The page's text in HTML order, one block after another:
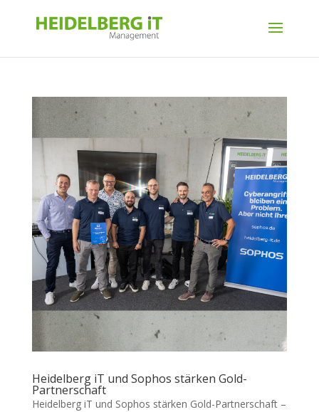
Heidelberg iT und Sophos stärken Gold-
Partnerschaft
Heidelberg iT und Sophos stärken Gold-Partnerschaft –